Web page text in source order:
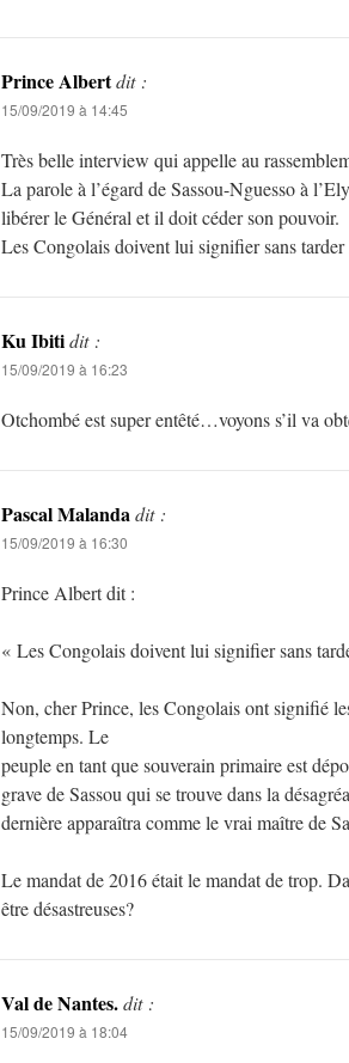
Prince Albertdit :
15/09/2019 à 14:45
Très belle interview qui appelle au
La parole à l’égard de Sassou-Nguesso à
libérer le Général et il doit céder son pouvoir.
Les Congolais doivent lui signifier sans tarder
Ku Ibitidit :
15/09/2019 à 16:23
Otchombé est super entêté…voyons s’il va
Pascal Malandadit :
15/09/2019 à 16:30
Prince Albert dit :
« Les Congolais doivent lui signifier sans
Non, cher Prince, les Congolais ont signifié
longtemps. Le
peuple en tant que souverain primaire est
grave de Sassou qui se trouve dans la
dernière apparaîtra comme le vrai maître de
Le mandat de 2016 était le mandat de trop.
être désastreuses?
Val de Nantes.dit :
15/09/2019 à 18:04